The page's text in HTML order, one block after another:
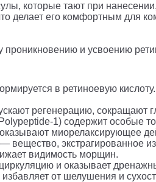
которые тают при
делает его комфортным для
проникновению и усвоению
в ретиноевую
регенерацию, сокращают
1) содержит особые
миорелаксирующее
вещество, экстрагированное
видимость морщин.
и оказывает
от шелушения и